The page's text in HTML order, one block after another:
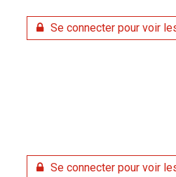
Se connecter pour voir
Se connecter pour voir